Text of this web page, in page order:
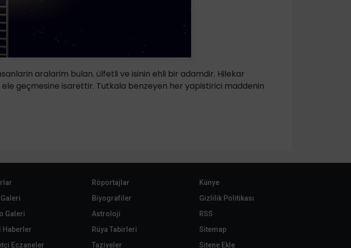
aralarim bulan. ülfetli ve isinin ehli bir adamdir. Hilekar
geçmesine isarettir. Tutkala benzeyen her yapistirici maddenin
Galeri
Haberler
Eczaneler
Röportajlar
Biyografiler
Astroloji
Rüya Tabirleri
Taziyeler
Künye
Gizlilik Politikası
RSS
Sitemap
Sitene Ekle